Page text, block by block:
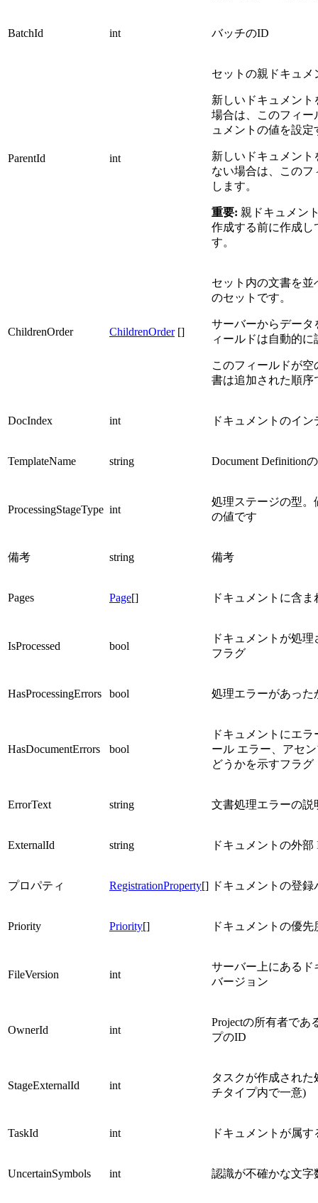
BatchId int バッチのID
ParentId int
セットの親ドキュ
新しいドキュメン
場合は、このフィー
ュメントの値を設
新しいドキュメン
ない場合は、この
します。
重要: 親ドキュメン
作成する前に作成し
す。
ChildrenOrder ChildrenOrder[]
セット内の文書を
のセットです。
サーバーからデータ
ィールドは自動的
このフィールドが
書は追加された順序
DocIndex int ドキュメントのイ
TemplateName string Document Definition
ProcessingStageType int
処理ステージの型。
の値です
備考 string 備考
Pages Page[] ドキュメントに含
IsProcessed bool
ドキュメントが処
フラグ
HasProcessingErrors bool 処理エラーがあった
HasDocumentErrors bool
ドキュメントにエ
ール エラー、アセ
どうかを示すフラグ
ErrorText string 文書処理エラーの説
ExternalId string ドキュメントの外部
プロパティ RegistrationProperty[] ドキュメントの登
Priority Priority[] ドキュメントの優先
FileVersion int
サーバー上にあるド
バージョン
OwnerId int
Projectの所有者であ
プのID
StageExternalId int
タスクが作成され
チタイプ内で一意)
TaskId int ドキュメントが属
UncertainSymbols int 認識が不確かな文字